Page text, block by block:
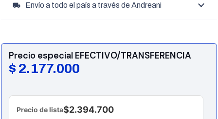
local_shipping Envío a todo el país a través de Andreani
Precio especial EFECTIVO/TRANSFERENCIA
$ 2.177.000
Precio de lista$2.394.700